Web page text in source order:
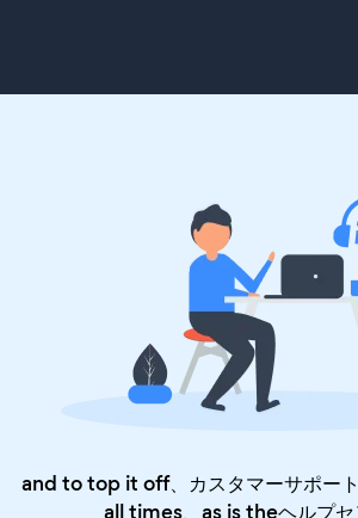
and to top it off、カスタマーサポー
all times、as is theヘルプ